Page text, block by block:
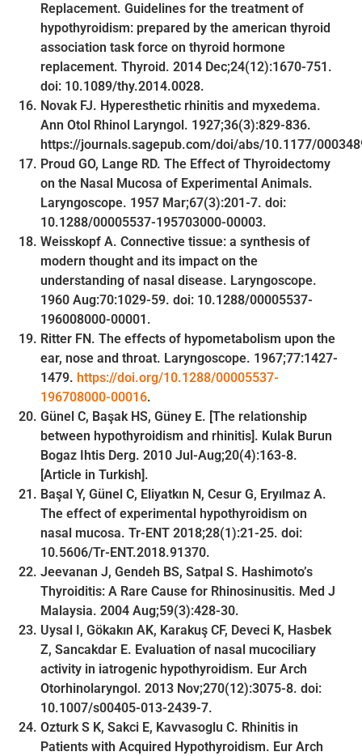
Replacement. Guidelines for the treatment of
hypothyroidism: prepared by the american thyroid
association task force on thyroid hormone
replacement. Thyroid. 2014 Dec;24(12):1670-751.
doi: 10.1089/thy.2014.0028.
Novak FJ. Hyperesthetic rhinitis and myxedema.
Ann Otol Rhinol Laryngol. 1927;36(3):829-836.
https://journals.sagepub.com/doi/abs/10.1177/
Proud GO, Lange RD. The Effect of Thyroidectomy
on the Nasal Mucosa of Experimental Animals.
Laryngoscope. 1957 Mar;67(3):201-7. doi:
10.1288/00005537-195703000-00003.
Weisskopf A. Connective tissue: a synthesis of
modern thought and its impact on the
understanding of nasal disease. Laryngoscope.
1960 Aug:70:1029-59. doi: 10.1288/00005537-
196008000-00001.
Ritter FN. The effects of hypometabolism upon the
ear, nose and throat. Laryngoscope. 1967;77:1427-
1479. https://doi.org/10.1288/00005537-
196708000-00016.
Günel C, Başak HS, Güney E. [The relationship
between hypothyroidism and rhinitis]. Kulak Burun
Bogaz Ihtis Derg. 2010 Jul-Aug;20(4):163-8.
[Article in Turkish].
Başal Y, Günel C, Eliyatkın N, Cesur G, Eryılmaz A.
The effect of experimental hypothyroidism on
nasal mucosa. Tr-ENT 2018;28(1):21-25. doi:
10.5606/Tr-ENT.2018.91370.
Jeevanan J, Gendeh BS, Satpal S. Hashimoto’s
Thyroiditis: A Rare Cause for Rhinosinusitis. Med J
Malaysia. 2004 Aug;59(3):428-30.
Uysal I, Gökakın AK, Karakuş CF, Deveci K, Hasbek
Z, Sancakdar E. Evaluation of nasal mucociliary
activity in iatrogenic hypothyroidism. Eur Arch
Otorhinolaryngol. 2013 Nov;270(12):3075-8. doi:
10.1007/s00405-013-2439-7.
Ozturk S K, Sakci E, Kavvasoglu C. Rhinitis in
Patients with Acquired Hypothyroidism. Eur Arch